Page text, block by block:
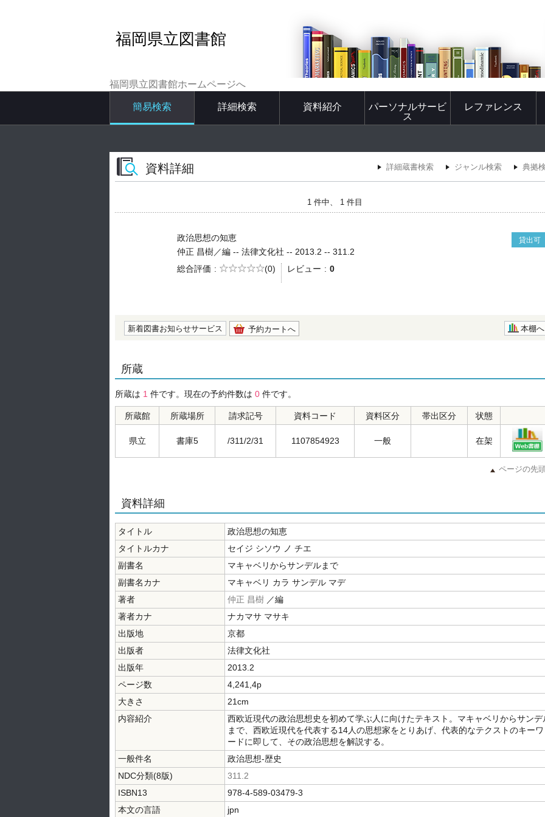
福岡県立図書館
福岡県立図書館ホームページへ
簡易検索 詳細検索 資料紹介
パーソナルサービ
ス
レファレンス
資料詳細 詳細蔵書検索 ジャンル検索 典拠
1 件中、 1 件目
政治思想の知恵 貸出可
仲正 昌樹／編 -- 法律文化社 -- 2013.2 -- 311.2
総合評価
5段階評価
(0) レビュー 0
新着図書お知らせサービス 予約カートへ 本棚へ
所蔵
所蔵は 1 件です。現在の予約件数は 0 件です。
所蔵館 所蔵場所 請求記号 資料コード 資料区分 帯出区分 状態
県立 書庫5 /311/2/31 1107854923 一般 在架
ページの先
資料詳細
タイトル
政治思想の知恵
タイトルカナ
セイジ シソウ ノ チエ
副書名
マキャベリからサンデルまで
副書名カナ
マキャベリ カラ サンデル マデ
著者
仲正 昌樹 ／編
著者カナ
ナカマサ マサキ
出版地
京都
出版者
法律文化社
出版年
2013.2
ページ数
4,241,4p
大きさ
21cm
内容紹介
西欧近現代の政治思想史を初めて学ぶ人に向けたテキスト。マキャベリからサンデ
まで、西欧近現代を代表する14人の思想家をとりあげ、代表的なテクストのキーワ
ードに即して、その政治思想を解説する。
一般件名
政治思想-歴史
NDC分類(8版)
311.2
ISBN13
978-4-589-03479-3
本文の言語
jpn